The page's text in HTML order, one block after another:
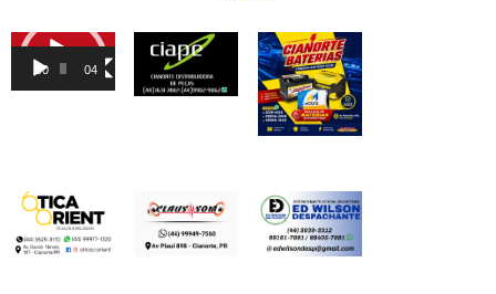
Tocador
vídeo
00:00 04:46